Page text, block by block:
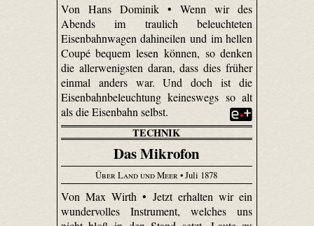
Von Hans Dominik • Wenn wir des
Abends im traulich beleuchteten
Eisenbahnwagen dahineilen und im hellen
Coupé bequem lesen können, so denken
die allerwenigsten daran, dass dies früher
einmal anders war. Und doch ist die
Eisenbahnbeleuchtung keineswegs so alt
als die Eisenbahn selbst.
TECHNIK
Das Mikrofon
Über Land und Meer• Juli 1878
Von Max Wirth • Jetzt erhalten wir ein
wundervolles Instrument, welches uns